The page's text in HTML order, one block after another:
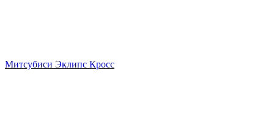
Митсубиси Эклипс Кросс